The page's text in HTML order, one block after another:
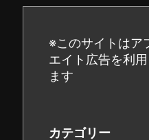
※このサイトはア
エイト広告を利
ます
カテゴリー